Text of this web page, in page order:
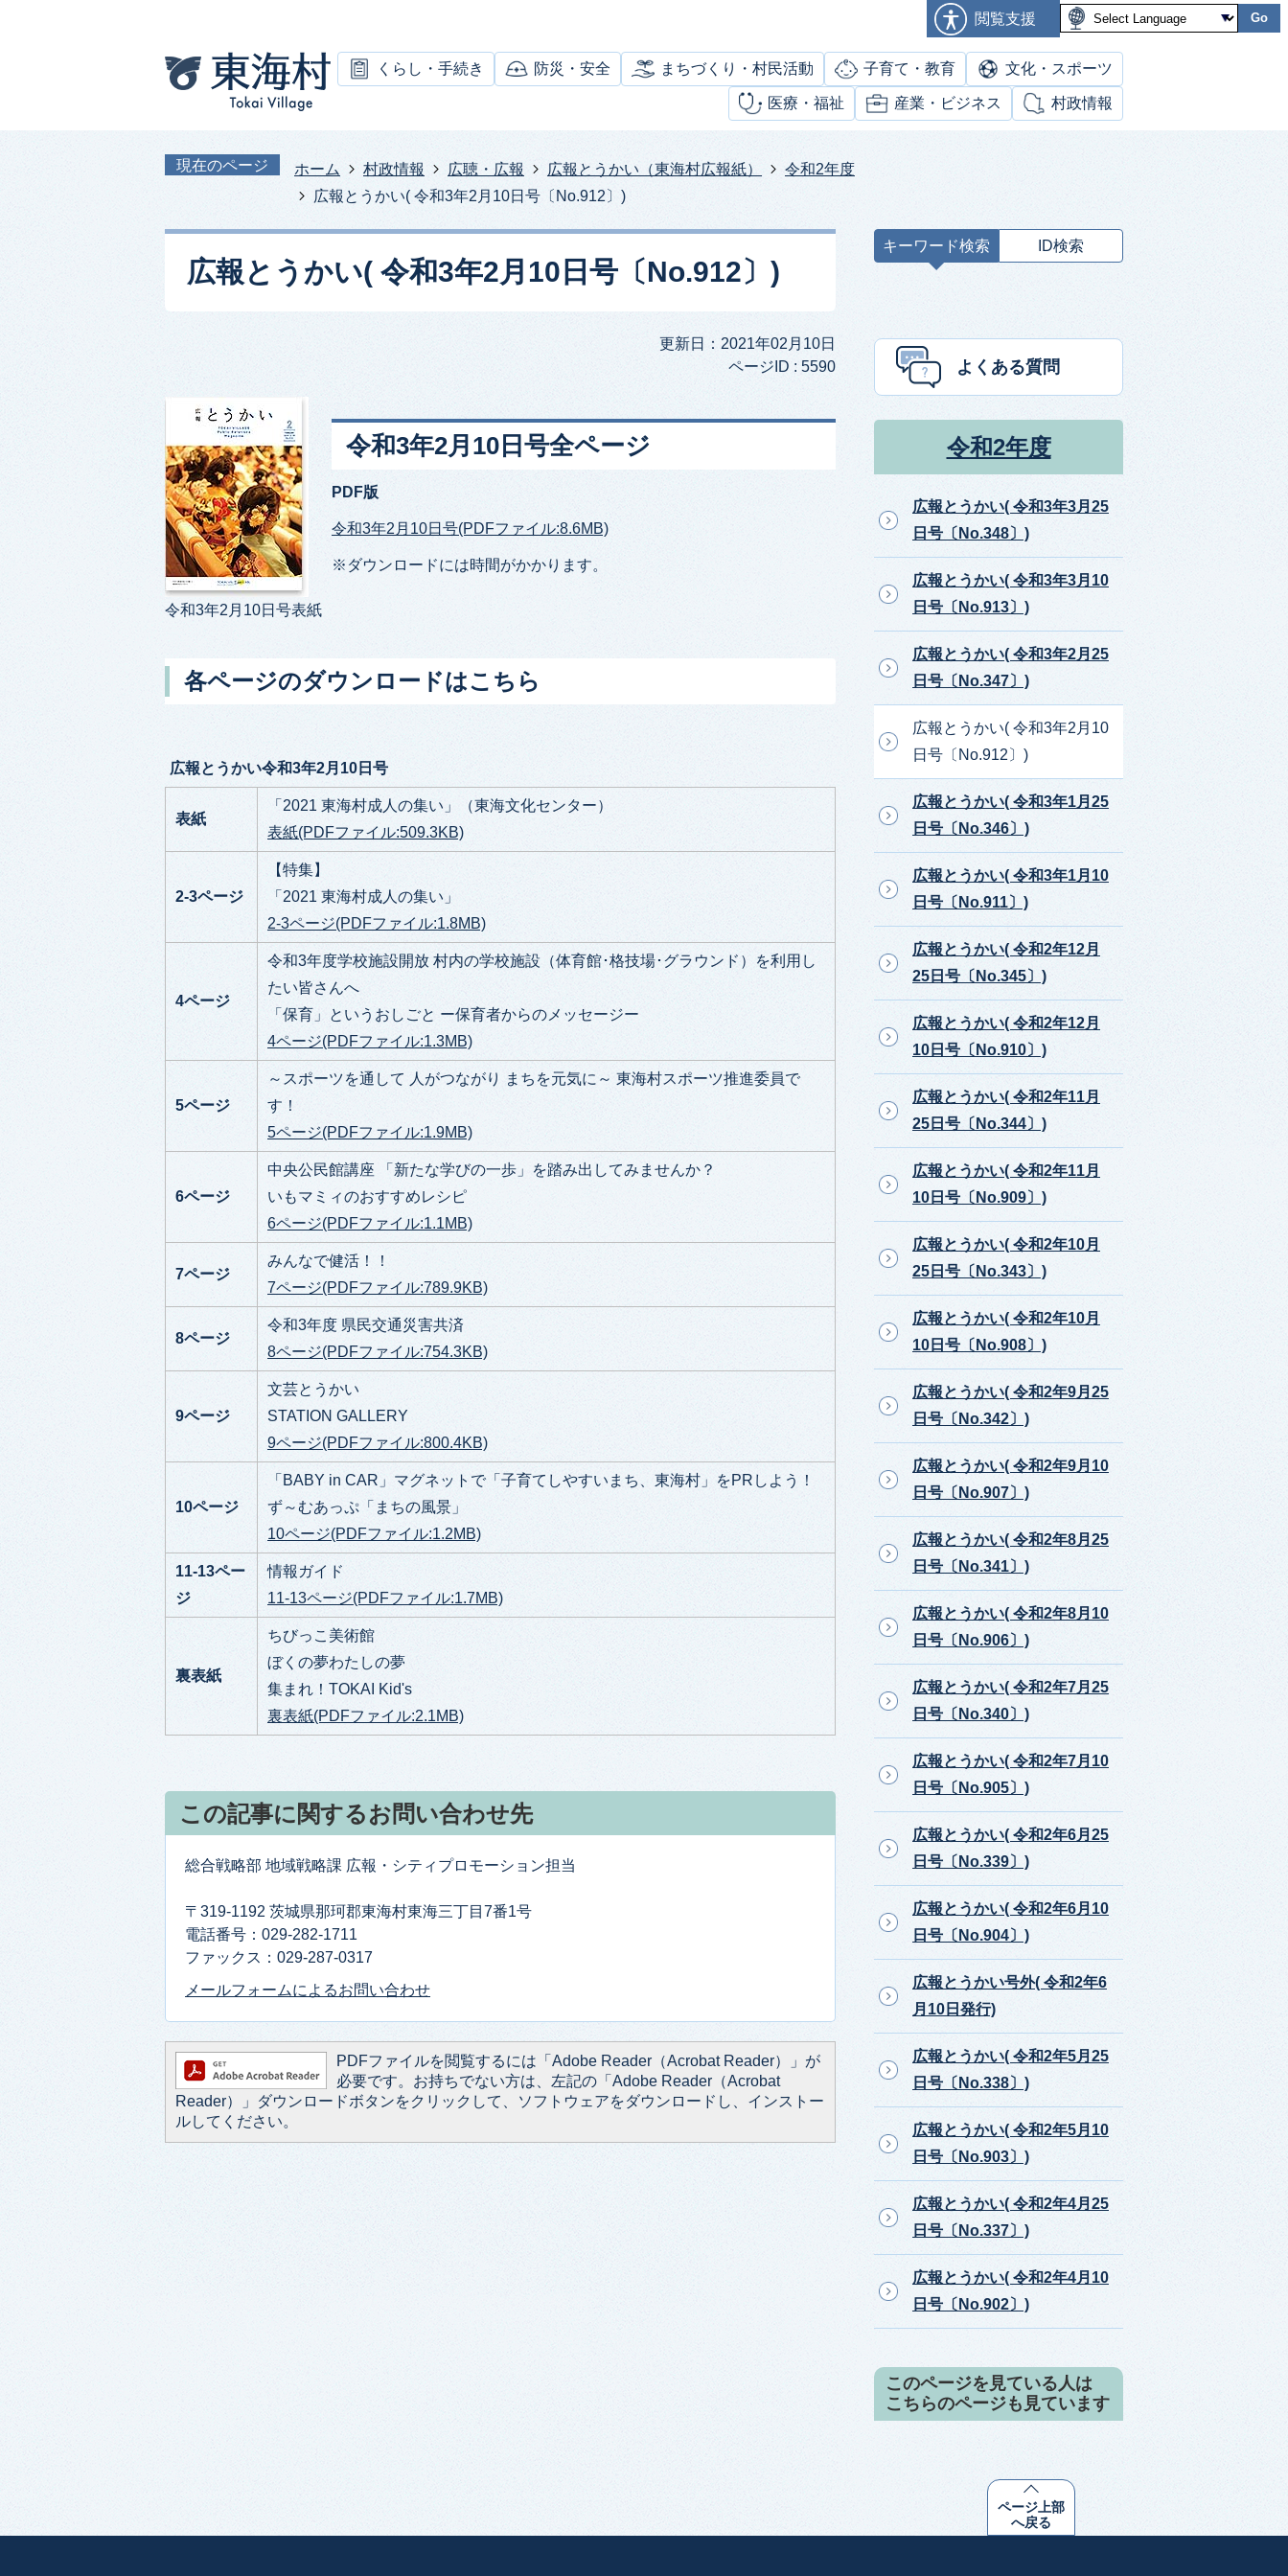
閲覧支援 Go
くらし・手続き 防災・安全 まちづくり・村民活動 子育て・教育 文化・スポーツ
医療・福祉 産業・ビジネス 村政情報
現在のページ ホーム 村政情報 広聴・広報 広報とうかい（東海村広報紙）
令和2年度
広報とうかい( 令和3年2月10日号〔No.912〕)
広報とうかい( 令和3年2月10日号〔No.912〕)
更新日：2021年02月10日
ページID : 5590
令和3年2月10日号表紙
令和3年2月10日号全ページ
PDF版
令和3年2月10日号(PDFファイル:8.6MB)
※ダウンロードには時間がかかります。
各ページのダウンロードはこちら
広報とうかい令和3年2月10日号
表紙
「2021 東海村成人の集い」（東海文化センター）
表紙(PDFファイル:509.3KB)
2-3ページ
【特集】
「2021 東海村成人の集い」
2-3ページ(PDFファイル:1.8MB)
4ページ
令和3年度学校施設開放 村内の学校施設（体育館･格技場･グラウンド）を利用し
たい皆さんへ
「保育」というおしごと ー保育者からのメッセージー
4ページ(PDFファイル:1.3MB)
5ページ
～スポーツを通して 人がつながり まちを元気に～ 東海村スポーツ推進委員で
す！
5ページ(PDFファイル:1.9MB)
6ページ
中央公民館講座 「新たな学びの一歩」を踏み出してみませんか？
いもマミィのおすすめレシピ
6ページ(PDFファイル:1.1MB)
7ページ
みんなで健活！！
7ページ(PDFファイル:789.9KB)
8ページ
令和3年度 県民交通災害共済
8ページ(PDFファイル:754.3KB)
9ページ
文芸とうかい
STATION GALLERY
9ページ(PDFファイル:800.4KB)
10ページ
「BABY in CAR」マグネットで「子育てしやすいまち、東海村」をPRしよう！
ず～むあっぷ「まちの風景」
10ページ(PDFファイル:1.2MB)
11-13ペー
ジ
情報ガイド
11-13ページ(PDFファイル:1.7MB)
裏表紙
ちびっこ美術館
ぼくの夢わたしの夢
集まれ！TOKAI Kid's
裏表紙(PDFファイル:2.1MB)
この記事に関するお問い合わせ先
総合戦略部 地域戦略課 広報・シティプロモーション担当
〒319-1192 茨城県那珂郡東海村東海三丁目7番1号
電話番号：029-282-1711
ファックス：029-287-0317
メールフォームによるお問い合わせ
PDFファイルを閲覧するには「Adobe Reader（Acrobat Reader）」が
必要です。お持ちでない方は、左記の「Adobe Reader（Acrobat
Reader）」ダウンロードボタンをクリックして、ソフトウェアをダウンロードし、インストー
ルしてください。
キーワード検索 ID検索
ー
よくある質問
令和2年度
広報とうかい( 令和3年3月25
日号〔No.348〕)
広報とうかい( 令和3年3月10
日号〔No.913〕)
広報とうかい( 令和3年2月25
日号〔No.347〕)
広報とうかい( 令和3年2月10
日号〔No.912〕)
広報とうかい( 令和3年1月25
日号〔No.346〕)
広報とうかい( 令和3年1月10
日号〔No.911〕)
広報とうかい( 令和2年12月
25日号〔No.345〕)
広報とうかい( 令和2年12月
10日号〔No.910〕)
広報とうかい( 令和2年11月
25日号〔No.344〕)
広報とうかい( 令和2年11月
10日号〔No.909〕)
広報とうかい( 令和2年10月
25日号〔No.343〕)
広報とうかい( 令和2年10月
10日号〔No.908〕)
広報とうかい( 令和2年9月25
日号〔No.342〕)
広報とうかい( 令和2年9月10
日号〔No.907〕)
広報とうかい( 令和2年8月25
日号〔No.341〕)
広報とうかい( 令和2年8月10
日号〔No.906〕)
広報とうかい( 令和2年7月25
日号〔No.340〕)
広報とうかい( 令和2年7月10
日号〔No.905〕)
広報とうかい( 令和2年6月25
日号〔No.339〕)
広報とうかい( 令和2年6月10
日号〔No.904〕)
広報とうかい号外( 令和2年6
月10日発行)
広報とうかい( 令和2年5月25
日号〔No.338〕)
広報とうかい( 令和2年5月10
日号〔No.903〕)
広報とうかい( 令和2年4月25
日号〔No.337〕)
広報とうかい( 令和2年4月10
日号〔No.902〕)
このページを見ている人は
こちらのページも見ています
ページ上部
へ戻る